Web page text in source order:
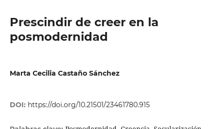
Prescindir de creer en la
posmodernidad
Marta Cecilia Castaño Sánchez
DOI: https://doi.org/10.21501/23461780.915